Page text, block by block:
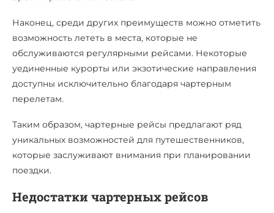
Наконец, среди других преимуществ можно отметить
возможность лететь в места, которые не
обслуживаются регулярными рейсами. Некоторые
уединенные курорты или экзотические направления
доступны исключительно благодаря чартерным
перелетам.
Таким образом, чартерные рейсы предлагают ряд
уникальных возможностей для путешественников,
которые заслуживают внимания при планировании
поездки.
Недостатки чартерных рейсов